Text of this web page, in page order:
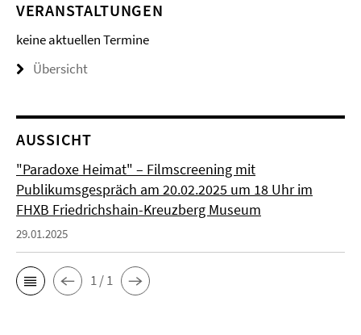
VERANSTALTUNGEN
keine aktuellen Termine
Übersicht
AUSSICHT
"Paradoxe Heimat" – Filmscreening mit
Publikumsgespräch am 20.02.2025 um 18 Uhr im
FHXB Friedrichshain-Kreuzberg Museum
29.01.2025
1 / 1